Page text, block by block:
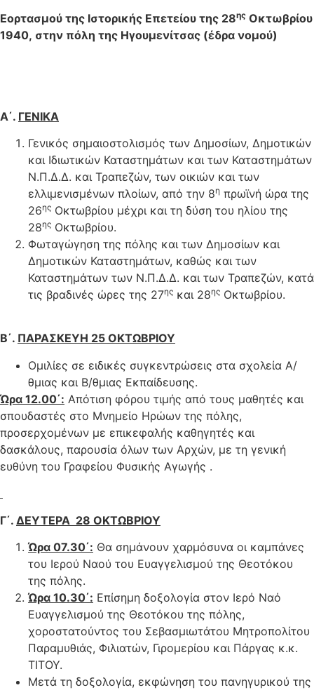
Εορτασμού της Ιστορικής Επετείου της 28ης Οκτωβρίου
1940, στην πόλη της Ηγουμενίτσας (έδρα νομού)
Α΄. ΓΕΝΙΚΑ
Γενικός σημαιοστολισμός των Δημοσίων, Δημοτικών
και Ιδιωτικών Καταστημάτων και των Καταστημάτων
Ν.Π.Δ.Δ. και Τραπεζών, των οικιών και των
ελλιμενισμένων πλοίων, από την 8η πρωϊνή ώρα της
26ης Οκτωβρίου μέχρι και τη δύση του ηλίου της
28ης Οκτωβρίου.
Φωταγώγηση της πόλης και των Δημοσίων και
Δημοτικών Καταστημάτων, καθώς και των
Καταστημάτων των Ν.Π.Δ.Δ. και των Τραπεζών, κατά
τις βραδινές ώρες της 27ης και 28ης Οκτωβρίου.
Β΄. ΠΑΡΑΣΚΕΥΗ 25 ΟΚΤΩΒΡΙΟΥ
Ομιλίες σε ειδικές συγκεντρώσεις στα σχολεία Α/
θμιας και Β/θμιας Εκπαίδευσης.
Ώρα 12.00΄: Απότιση φόρου τιμής από τους μαθητές και
σπουδαστές στο Μνημείο Ηρώων της πόλης,
προσερχομένων με επικεφαλής καθηγητές και
δασκάλους, παρουσία όλων των Αρχών, με τη γενική
ευθύνη του Γραφείου Φυσικής Αγωγής .
Γ΄. ΔΕΥΤΕΡΑ 28 ΟΚΤΩΒΡΙΟΥ
Ώρα 07.30΄: Θα σημάνουν χαρμόσυνα οι καμπάνες
του Ιερού Ναού του Ευαγγελισμού της Θεοτόκου
της πόλης.
Ώρα 10.30΄: Επίσημη δοξολογία στον Ιερό Ναό
Ευαγγελισμού της Θεοτόκου της πόλης,
χοροστατούντος του Σεβασμιωτάτου Μητροπολίτου
Παραμυθιάς, Φιλιατών, Γιρομερίου και Πάργας κ.κ.
ΤΙΤΟΥ.
Μετά τη δοξολογία, εκφώνηση του πανηγυρικού της